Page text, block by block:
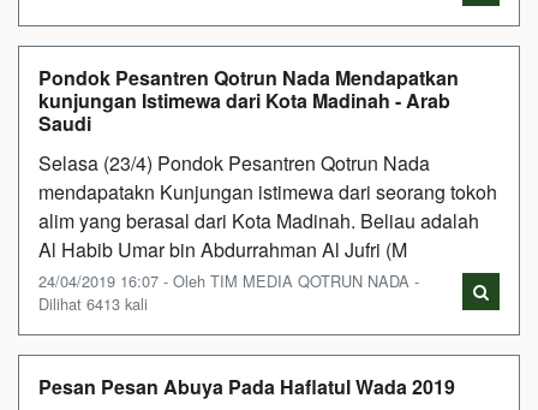
Pondok Pesantren Qotrun Nada Mendapatkan
kunjungan Istimewa dari Kota Madinah - Arab
Saudi
Selasa (23/4) Pondok Pesantren Qotrun Nada
mendapatakn Kunjungan istimewa dari seorang tokoh
alim yang berasal dari Kota Madinah. Beliau adalah
Al Habib Umar bin Abdurrahman Al Jufri (M
24/04/2019 16:07 - Oleh TIM MEDIA QOTRUN NADA -
Dilihat 6413 kali
Pesan Pesan Abuya Pada Haflatul Wada 2019